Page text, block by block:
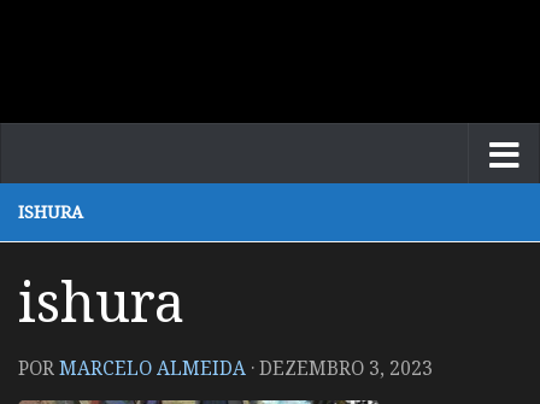
ISHURA
ishura
PORMARCELO ALMEIDA ·DEZEMBRO 3, 2023